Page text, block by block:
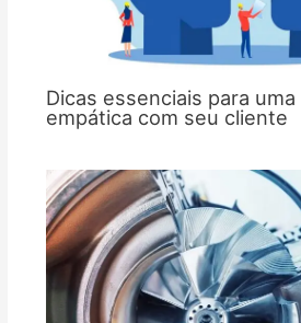
Dicas essenciais para
empática com seu cliente